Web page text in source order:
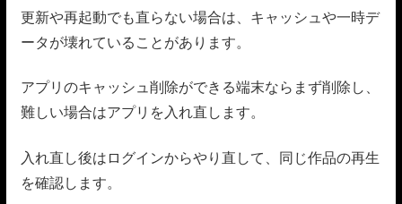
更新や再起動でも直らない場合は、キャッシュや一時デ
ータが壊れていることがあります。
アプリのキャッシュ削除ができる端末ならまず削除し、
難しい場合はアプリを入れ直します。
入れ直し後はログインからやり直して、同じ作品の再生
を確認します。